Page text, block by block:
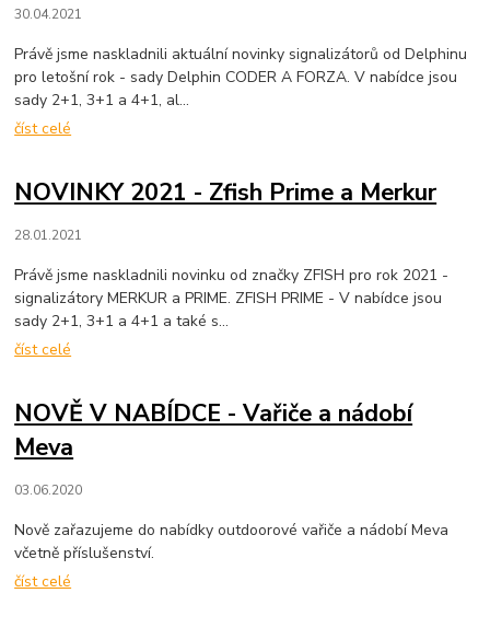
30.04.2021
Právě jsme naskladnili aktuální novinky signalizátorů od Delphinu
pro letošní rok - sady Delphin CODER A FORZA. V nabídce jsou
sady 2+1, 3+1 a 4+1, al...
číst celé
NOVINKY 2021 - Zfish Prime a Merkur
28.01.2021
Právě jsme naskladnili novinku od značky ZFISH pro rok 2021 -
signalizátory MERKUR a PRIME. ZFISH PRIME - V nabídce jsou
sady 2+1, 3+1 a 4+1 a také s...
číst celé
NOVĚ V NABÍDCE - Vařiče a nádobí
Meva
03.06.2020
Nově zařazujeme do nabídky outdoorové vařiče a nádobí Meva
včetně příslušenství.
číst celé